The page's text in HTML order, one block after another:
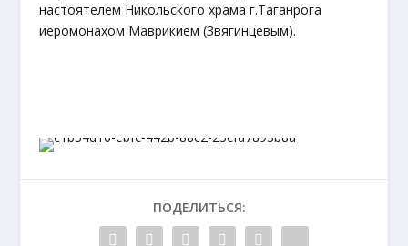
настоятелем Никольского храма г.Таганрога
иеромонахом Маврикием (Звягинцевым).
ПОДЕЛИТЬСЯ: